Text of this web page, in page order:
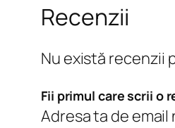
Recenzii
Nu există recenzii
Fii primul care scrii o
Adresa ta de email